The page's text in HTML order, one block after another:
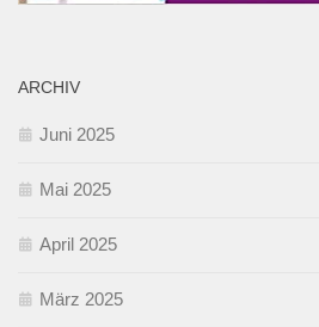
ARCHIV
Juni 2025
Mai 2025
April 2025
März 2025